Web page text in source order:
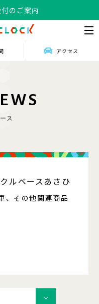
のご案内
アクセス
EWS
ス
ルベースあさひ
、その他関連商品